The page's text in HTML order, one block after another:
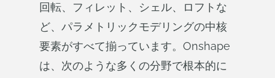
回転、フィレット、シェル、ロフトな
ど、パラメトリックモデリングの中核
要素がすべて揃っています。Onshape
は、次のような多くの分野で根本的に